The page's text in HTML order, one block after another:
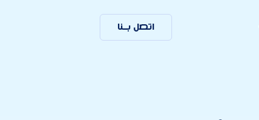
اتصل بـنا